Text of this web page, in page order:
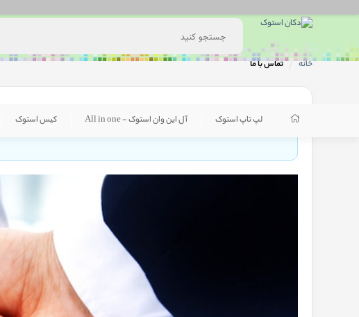
لپ تاپ استوک آل این وان استوک - All in one کیس استوک
خانه تماس با ما